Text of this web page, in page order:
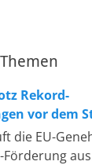
Rekord-
vor dem
die EU-